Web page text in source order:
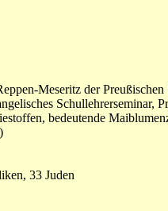
Meseritz der
Schullehrerseminar,
bedeutende
33 Juden